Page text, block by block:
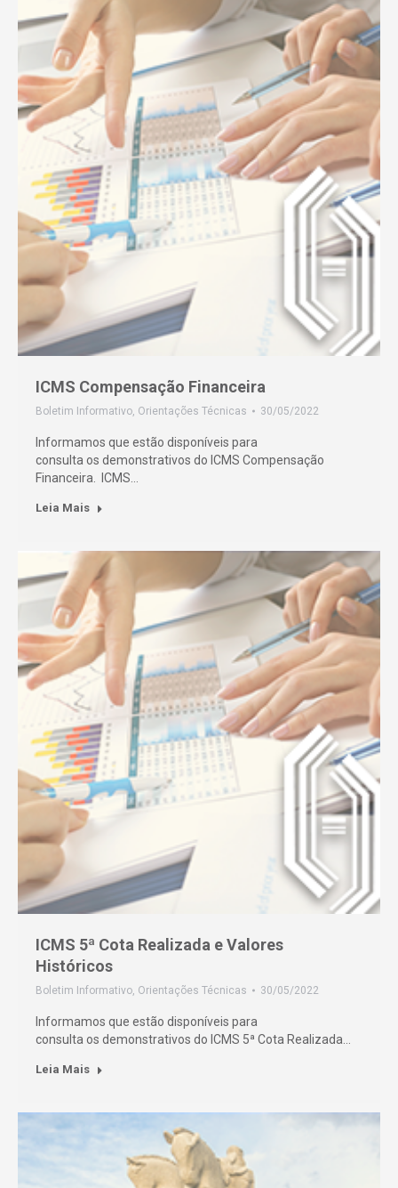
ICMS Compensação Financeira
Boletim Informativo, Orientações Técnicas 30/05/2022
Informamos que estão disponíveis para
consulta os demonstrativos do ICMS Compensação
Financeira. ICMS…
Leia Mais
ICMS 5ª Cota Realizada e Valores
Históricos
Boletim Informativo, Orientações Técnicas 30/05/2022
Informamos que estão disponíveis para
consulta os demonstrativos do ICMS 5ª Cota Realizada…
Leia Mais